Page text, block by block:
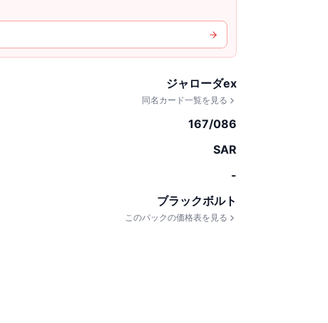
ジャローダex
同名カード一覧を見る
167/086
SAR
-
ブラックボルト
このパックの価格表を見る